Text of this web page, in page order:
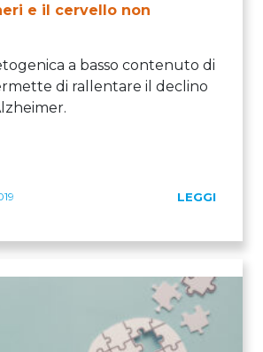
e il cervello non
a basso contenuto di
di rallentare il declino
LEGGI